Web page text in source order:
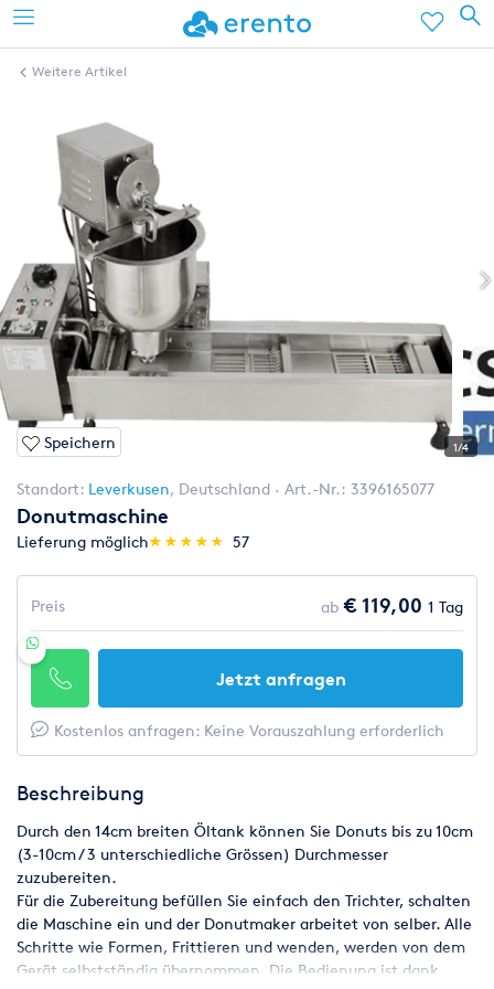
Weitere Artikel
Speichern 1/4
Standort: Leverkusen, Deutschland Art.-Nr.: 3396165077
Donutmaschine
Lieferung möglich(*)
★
★
(*)★
★
(*) ★
★
(*) ★
★
(*) ★
★ 57
Preis ab € 119,00 1 Tag
Jetzt anfragen
Kostenlos anfragen: Keine Vorauszahlung erforderlich
Beschreibung
Durch den 14cm breiten Öltank können Sie Donuts bis zu 10cm
(3-10cm / 3 unterschiedliche Grössen) Durchmesser
zuzubereiten.
Für die Zubereitung befüllen Sie einfach den Trichter, schalten
die Maschine ein und der Donutmaker arbeitet von selber. Alle
Schritte wie Formen, Frittieren und wenden, werden von dem
Gerät selbstständig übernommen. Die Bedienung ist dank